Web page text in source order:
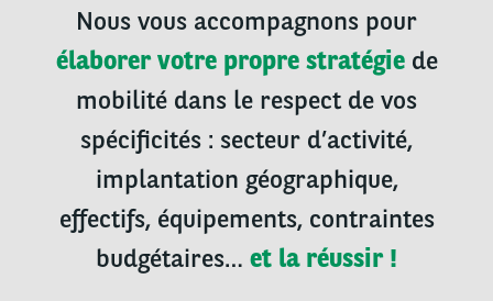
Nous vous accompagnons pour
élaborer votre propre stratégiede
mobilité dans le respect de vos
spécificités : secteur d’activité,
implantation géographique,
effectifs, équipements, contraintes
budgétaires… et la réussir !